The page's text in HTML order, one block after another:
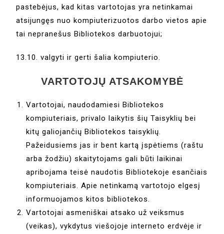
pastebėjus, kad kitas vartotojas yra netinkamai
atsijungęs nuo kompiuterizuotos darbo vietos apie
tai nepranešus Bibliotekos darbuotojui;
13.10. valgyti ir gerti šalia kompiuterio.
VARTOTOJŲ ATSAKOMYBĖ
Vartotojai, naudodamiesi Bibliotekos
kompiuteriais, privalo laikytis šių Taisyklių bei
kitų galiojančių Bibliotekos taisyklių.
Pažeidusiems jas ir bent kartą įspėtiems (raštu
arba žodžiu) skaitytojams gali būti laikinai
apribojama teisė naudotis Bibliotekoje esančiais
kompiuteriais. Apie netinkamą vartotojo elgesį
informuojamos kitos bibliotekos.
Vartotojai asmeniškai atsako už veiksmus
(veikas), vykdytus viešojoje interneto erdvėje ir